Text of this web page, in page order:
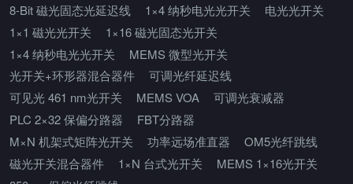
8-Bit 磁光固态光延迟线
1×4 纳秒电光光开关
电光光开关
1×1 磁光光开关
1×16 磁光固态光开关
1×4 纳秒电光光开关
MEMS 微型光开关
光开关+环形器混合器件
可调光纤延迟线
可见光 461 nm光开关
MEMS VOA
可调光衰减器
PLC 2×32 保偏分路器
FBT分路器
M×N 机架式矩阵光开关
功率远场准直器
OM5光纤跳线
磁光开关混合器件
1×N 台式光开关
MEMS 1×16光开关